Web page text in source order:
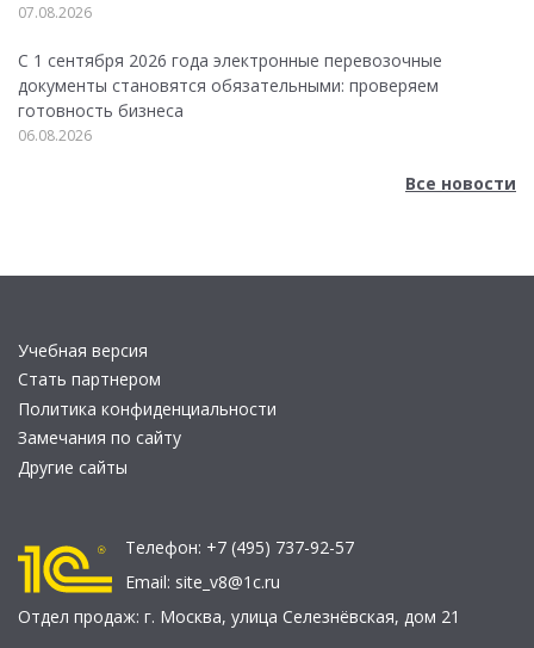
07.08.2026
С 1 сентября 2026 года электронные перевозочные
документы становятся обязательными: проверяем
готовность бизнеса
06.08.2026
Все новости
Учебная версия
Стать партнером
Политика конфиденциальности
Замечания по сайту
Другие сайты
Телефон: +7 (495) 737-92-57
Email: site_v8@1c.ru
Отдел продаж: г. Москва, улица Селезнёвская, дом 21